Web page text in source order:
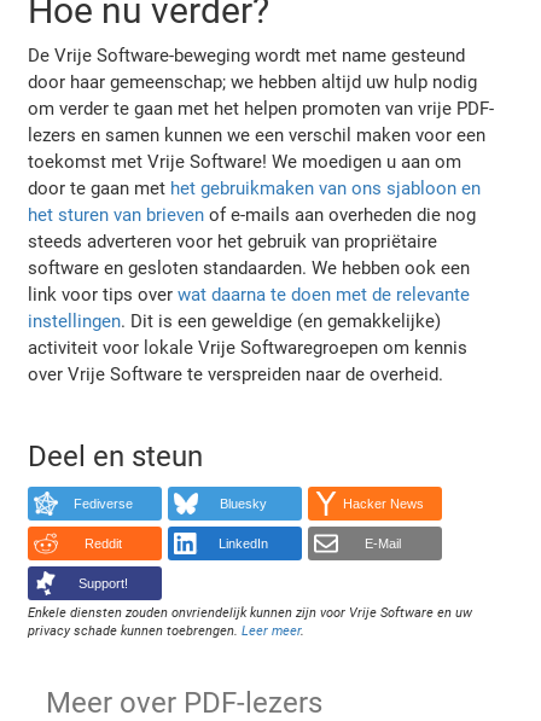
Hoe nu verder?
De Vrije Software-beweging wordt met name gesteund
door haar gemeenschap; we hebben altijd uw hulp nodig
om verder te gaan met het helpen promoten van vrije PDF-
lezers en samen kunnen we een verschil maken voor een
toekomst met Vrije Software! We moedigen u aan om
door te gaan met het gebruikmaken van ons sjabloon en
het sturen van brieven of e-mails aan overheden die nog
steeds adverteren voor het gebruik van propriëtaire
software en gesloten standaarden. We hebben ook een
link voor tips overwat daarna te doen met de relevante
instellingen. Dit is een geweldige (en gemakkelijke)
activiteit voor lokale Vrije Softwaregroepen om kennis
over Vrije Software te verspreiden naar de overheid.
Deel en steun
Fediverse Bluesky Hacker News
Reddit LinkedIn E-Mail
Support!
Enkele diensten zouden onvriendelijk kunnen zijn voor Vrije Software en uw
privacy schade kunnen toebrengen.Leer meer.
Meer over PDF-lezers